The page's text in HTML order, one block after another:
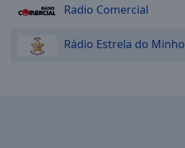
Opacity
Caption
Radio Comercial
Rádio Estrela do Minho